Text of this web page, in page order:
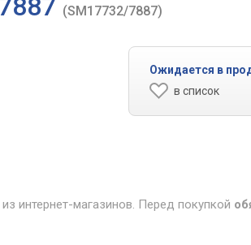
(SM17732/7887)
Ожидается в
в список
интернет-магазинов. Перед покупкой